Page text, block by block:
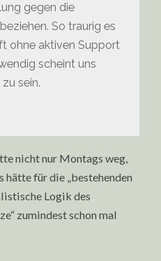
gegen die
So traurig es
ohne aktiven Support
scheint uns
sein.
nicht nur Montags weg,
hätte für die „bestehenden
Logik des
zumindest schon mal